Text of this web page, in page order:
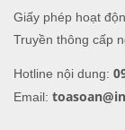
Giấy phép hoạt
Truyền thông cấp
Hotline nội dung:
Email: